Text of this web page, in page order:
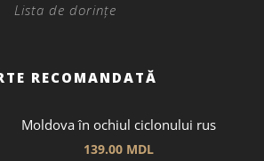
Lista de dorințe
RECOMANDATĂ
Moldova în ochiul ciclonului rus
139.00 MDL